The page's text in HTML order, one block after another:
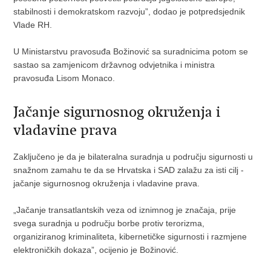
stabilnosti i demokratskom razvoju”, dodao je potpredsjednik
Vlade RH.
U Ministarstvu pravosuđa Božinović sa suradnicima potom se
sastao sa zamjenicom državnog odvjetnika i ministra
pravosuđa Lisom Monaco.
Jačanje sigurnosnog okruženja i
vladavine prava
Zaključeno je da je bilateralna suradnja u području sigurnosti u
snažnom zamahu te da se Hrvatska i SAD zalažu za isti cilj -
jačanje sigurnosnog okruženja i vladavine prava.
„Jačanje transatlantskih veza od iznimnog je značaja, prije
svega suradnja u području borbe protiv terorizma,
organiziranog kriminaliteta, kibernetičke sigurnosti i razmjene
elektroničkih dokaza”, ocijenio je Božinović.